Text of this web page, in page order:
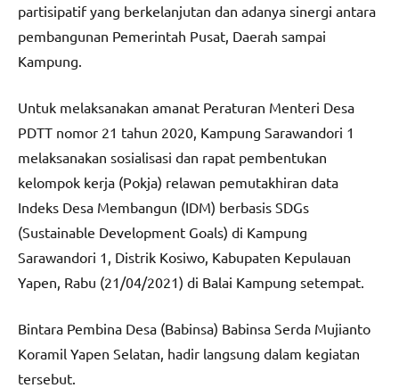
partisipatif yang berkelanjutan dan adanya sinergi antara
pembangunan Pemerintah Pusat, Daerah sampai
Kampung.
Untuk melaksanakan amanat Peraturan Menteri Desa
PDTT nomor 21 tahun 2020, Kampung Sarawandori 1
melaksanakan sosialisasi dan rapat pembentukan
kelompok kerja (Pokja) relawan pemutakhiran data
Indeks Desa Membangun (IDM) berbasis SDGs
(Sustainable Development Goals) di Kampung
Sarawandori 1, Distrik Kosiwo, Kabupaten Kepulauan
Yapen, Rabu (21/04/2021) di Balai Kampung setempat.
Bintara Pembina Desa (Babinsa) Babinsa Serda Mujianto
Koramil Yapen Selatan, hadir langsung dalam kegiatan
tersebut.